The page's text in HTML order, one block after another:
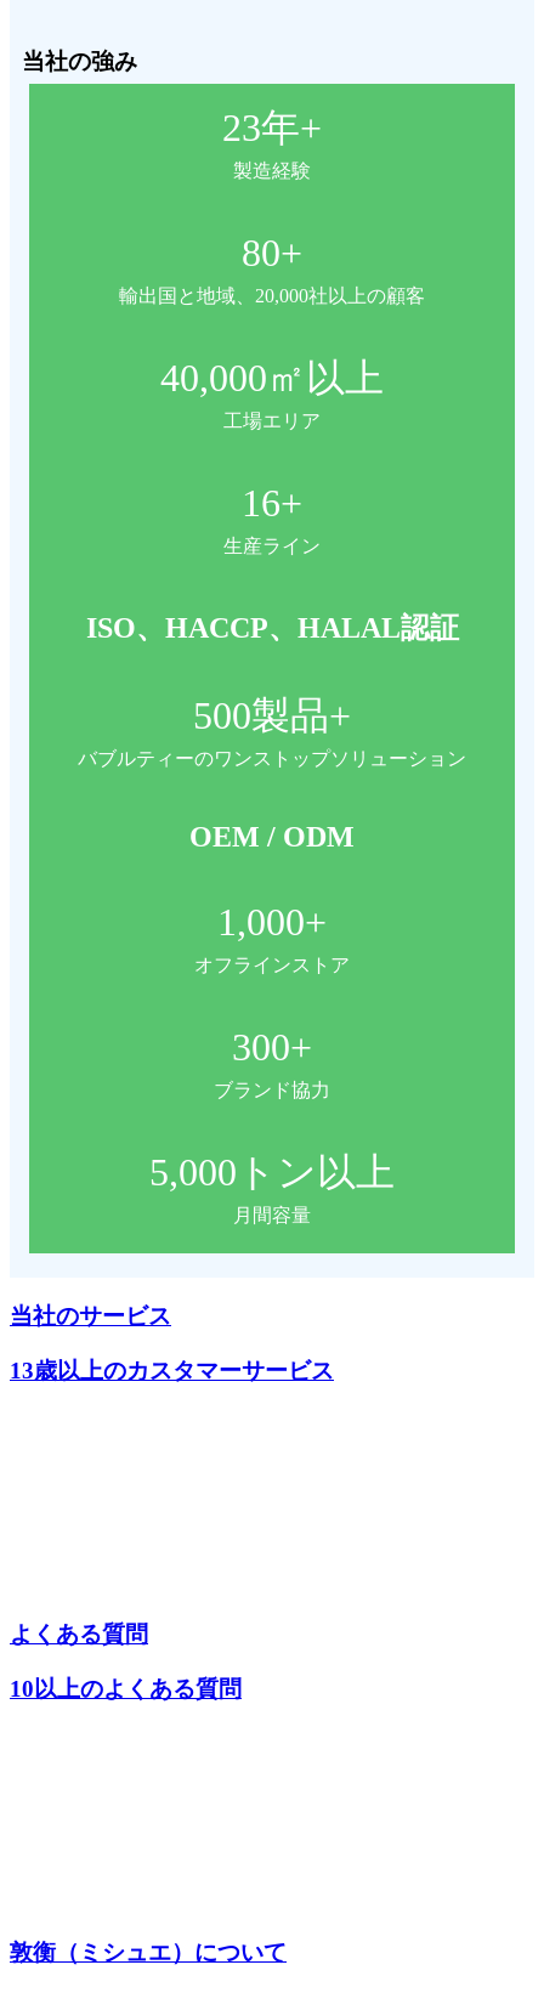
当社の強み
23年+
製造経験
80+
輸出国と地域、20,000社以上の顧客
40,000㎡以上
工場エリア
16+
生産ライン
ISO、HACCP、HALAL認証
500製品+
バブルティーのワンストップソリューション
OEM / ODM
1,000+
オフラインストア
300+
ブランド協力
5,000 トン以上
月間容量
当社のサービス
13歳以上のカスタマーサービス
よくある質問
10以上のよくある質問
敦衡（ミシュエ）について